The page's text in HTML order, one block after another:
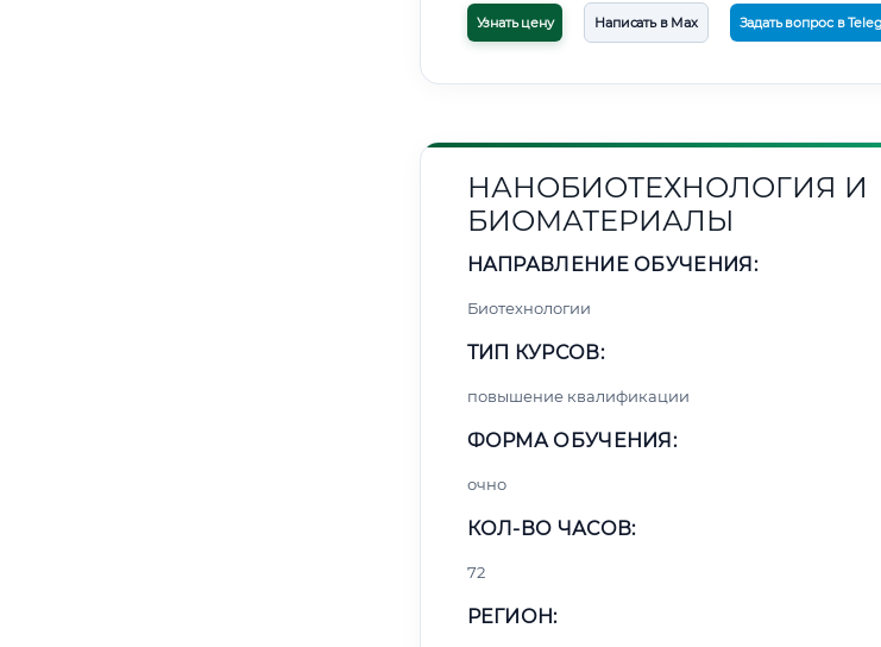
Узнать цену Написать в Max Задать вопрос в
НАНОБИОТЕХНОЛОГИЯ И
БИОМАТЕРИАЛЫ
НАПРАВЛЕНИЕ ОБУЧЕНИЯ:
Биотехнологии
ТИП КУРСОВ:
повышение квалификации
ФОРМА ОБУЧЕНИЯ:
очно
КОЛ-ВО ЧАСОВ:
72
РЕГИОН: